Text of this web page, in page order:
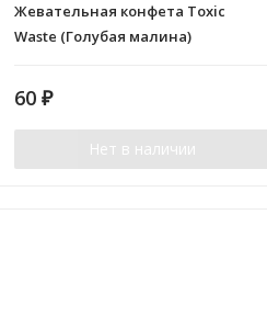
Жевательная конфета Toxic
Waste (Голубая малина)
60 ₽
Нет в наличии